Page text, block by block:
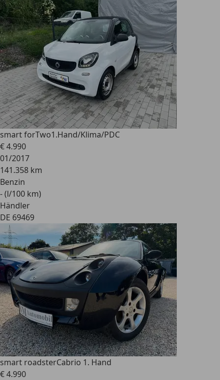
smart forTwo1.Hand/Klima/PDC
€ 4.990
01/2017
141.358 km
Benzin
- (l/100 km)
Händler
DE 69469
smart roadsterCabrio 1. Hand
€ 4.990